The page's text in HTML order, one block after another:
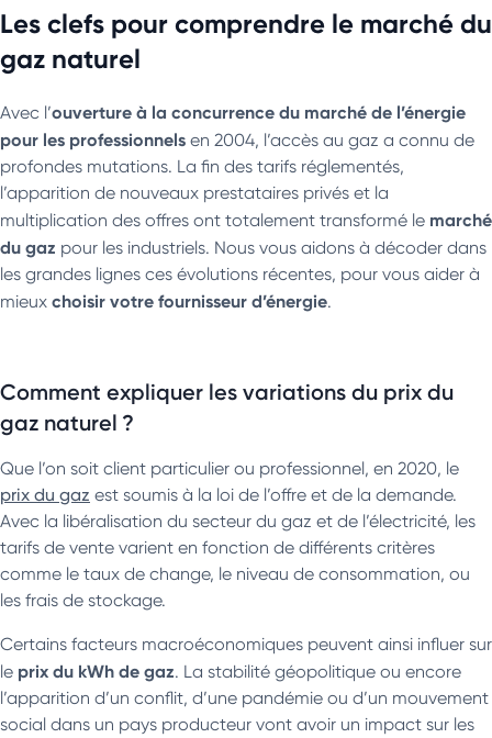
Les clefs pour comprendre le marché du
gaz naturel
Avec l’ouverture à la concurrence du marché de l’énergie
pour les professionnels en 2004, l’accès au gaz a connu de
profondes mutations. La fin des tarifs réglementés,
l’apparition de nouveaux prestataires privés et la
multiplication des offres ont totalement transformé le marché
du gaz pour les industriels. Nous vous aidons à décoder dans
les grandes lignes ces évolutions récentes, pour vous aider à
mieux choisir votre fournisseur d’énergie.
Comment expliquer les variations du prix du
gaz naturel ?
Que l’on soit client particulier ou professionnel, en 2020, le
prix du gaz est soumis à la loi de l’offre et de la demande.
Avec la libéralisation du secteur du gaz et de l’électricité, les
tarifs de vente varient en fonction de différents critères
comme le taux de change, le niveau de consommation, ou
les frais de stockage.
Certains facteurs macroéconomiques peuvent ainsi influer sur
le prix du kWh de gaz. La stabilité géopolitique ou encore
l’apparition d’un conflit, d’une pandémie ou d’un mouvement
social dans un pays producteur vont avoir un impact sur les